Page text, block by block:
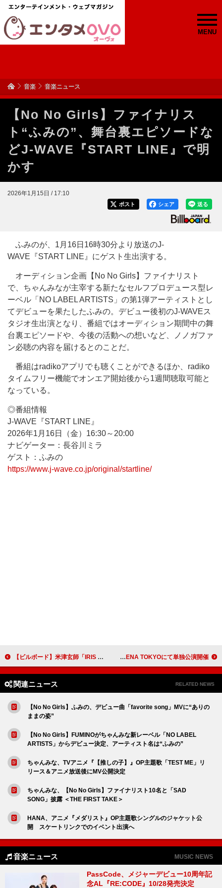
MENU
音楽 音楽ニュース
【No No Girls】ファイナリス
ト“ふみの”、舞台裏エピソードな
どJ-WAVE『START LINE』で明
かす
2026年1月15日 / 17:10
送る
シェア
ポスト
ふみのが、1月16日16時30分より放送のJ-
WAVE『START LINE』にゲスト生出演する。
オーディション企画【No No Girls】ファイナリスト
で、ちゃんみなが主宰する新たなセルフプロデュース型レ
ーベル「NO LABEL ARTISTS」の第1弾アーティストとし
てデビューを果たしたふみの。デビュー後初のJ-WAVEス
タジオ生出演となり、番組ではオーディション期間中の舞
台裏エピソードや、今後の活動への想いなど、ノノガファ
ン必聴の内容を届けるとのことだ。
番組はradikoアプリでも聴くことができるほか、radiko
タイムフリー機能でオンエア開始後から1週間聴取可能と
なっている。
◎番組情報
J-WAVE『START LINE』
2026年1月16日（金）16:30～20:00
ナビゲーター：長谷川ミラ
ゲスト：ふみの
https://www.j-wave.co.jp/original/startline/
【ビルボード】米津玄師「IRIS OUT」9つの国と地域で首位、『ガチアクタ』関連曲がイギリス＆南アフリカで上昇中 syudou、2026年7月TOYOTA ARENA TOKYOにて単独公演開催
関連ニュース RELATED NEWS
【No No Girls】ふみの、デビュー曲「favorite song」MVに“ありの
ままの姿”
【No No Girls】FUMINOがちゃんみな新レーベル「NO LABEL
ARTISTS」からデビュー決定、アーティスト名は“ふみの”
ちゃんみな、TVアニメ『【推しの子】』OP主題歌「TEST ME」リ
リース＆アニメ放送後にMV公開決定
ちゃんみな、【No No Girls】ファイナリスト10名と「SAD
SONG」披露 ＜THE FIRST TAKE＞
HANA、アニメ『メダリスト』OP主題歌シングルのジャケット公
開 スケートリンクでのイベント出演へ
音楽ニュース MUSIC NEWS
PassCode、メジャーデビュー10周年記
念AL『RE:CODE』10/28発売決定